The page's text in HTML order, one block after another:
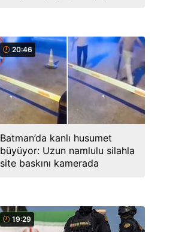
20:46
Batman’da kanlı husumet
büyüyor: Uzun namlulu silahla
site baskını kamerada
19:29